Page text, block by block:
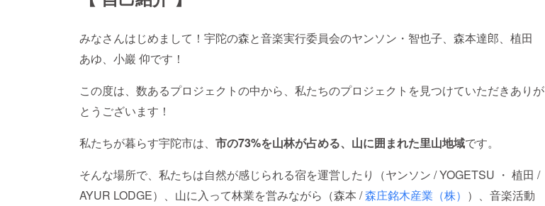
みなさんはじめまして！宇陀の森と音楽実行委員会のヤンソン・智也子、森本達郎、植田
あゆ、小巖 仰です！
この度は、数あるプロジェクトの中から、私たちのプロジェクトを見つけていただきありが
とうございます！
私たちが暮らす宇陀市は、 市の73%を山林が占める、 山に囲まれた里山地域です。
そんな場所で、私たちは自然が感じられる宿を運営したり（ヤンソン / YOGETSU ・ 植田 /
AYUR LODGE）、山に入って林業を営みながら（森本 /森庄銘木産業（株） ）、音楽活動